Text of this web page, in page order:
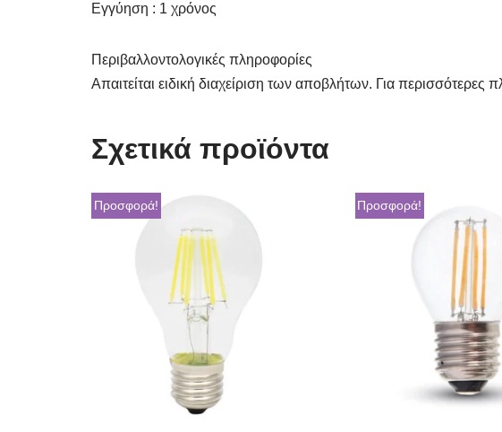
Εγγύηση : 1 χρόνος
Περιβαλλοντολογικές πληροφορίες
Απαιτείται ειδική διαχείριση των αποβλήτων. Για
Σχετικά προϊόντα
Προσφορά! Προσφορά!